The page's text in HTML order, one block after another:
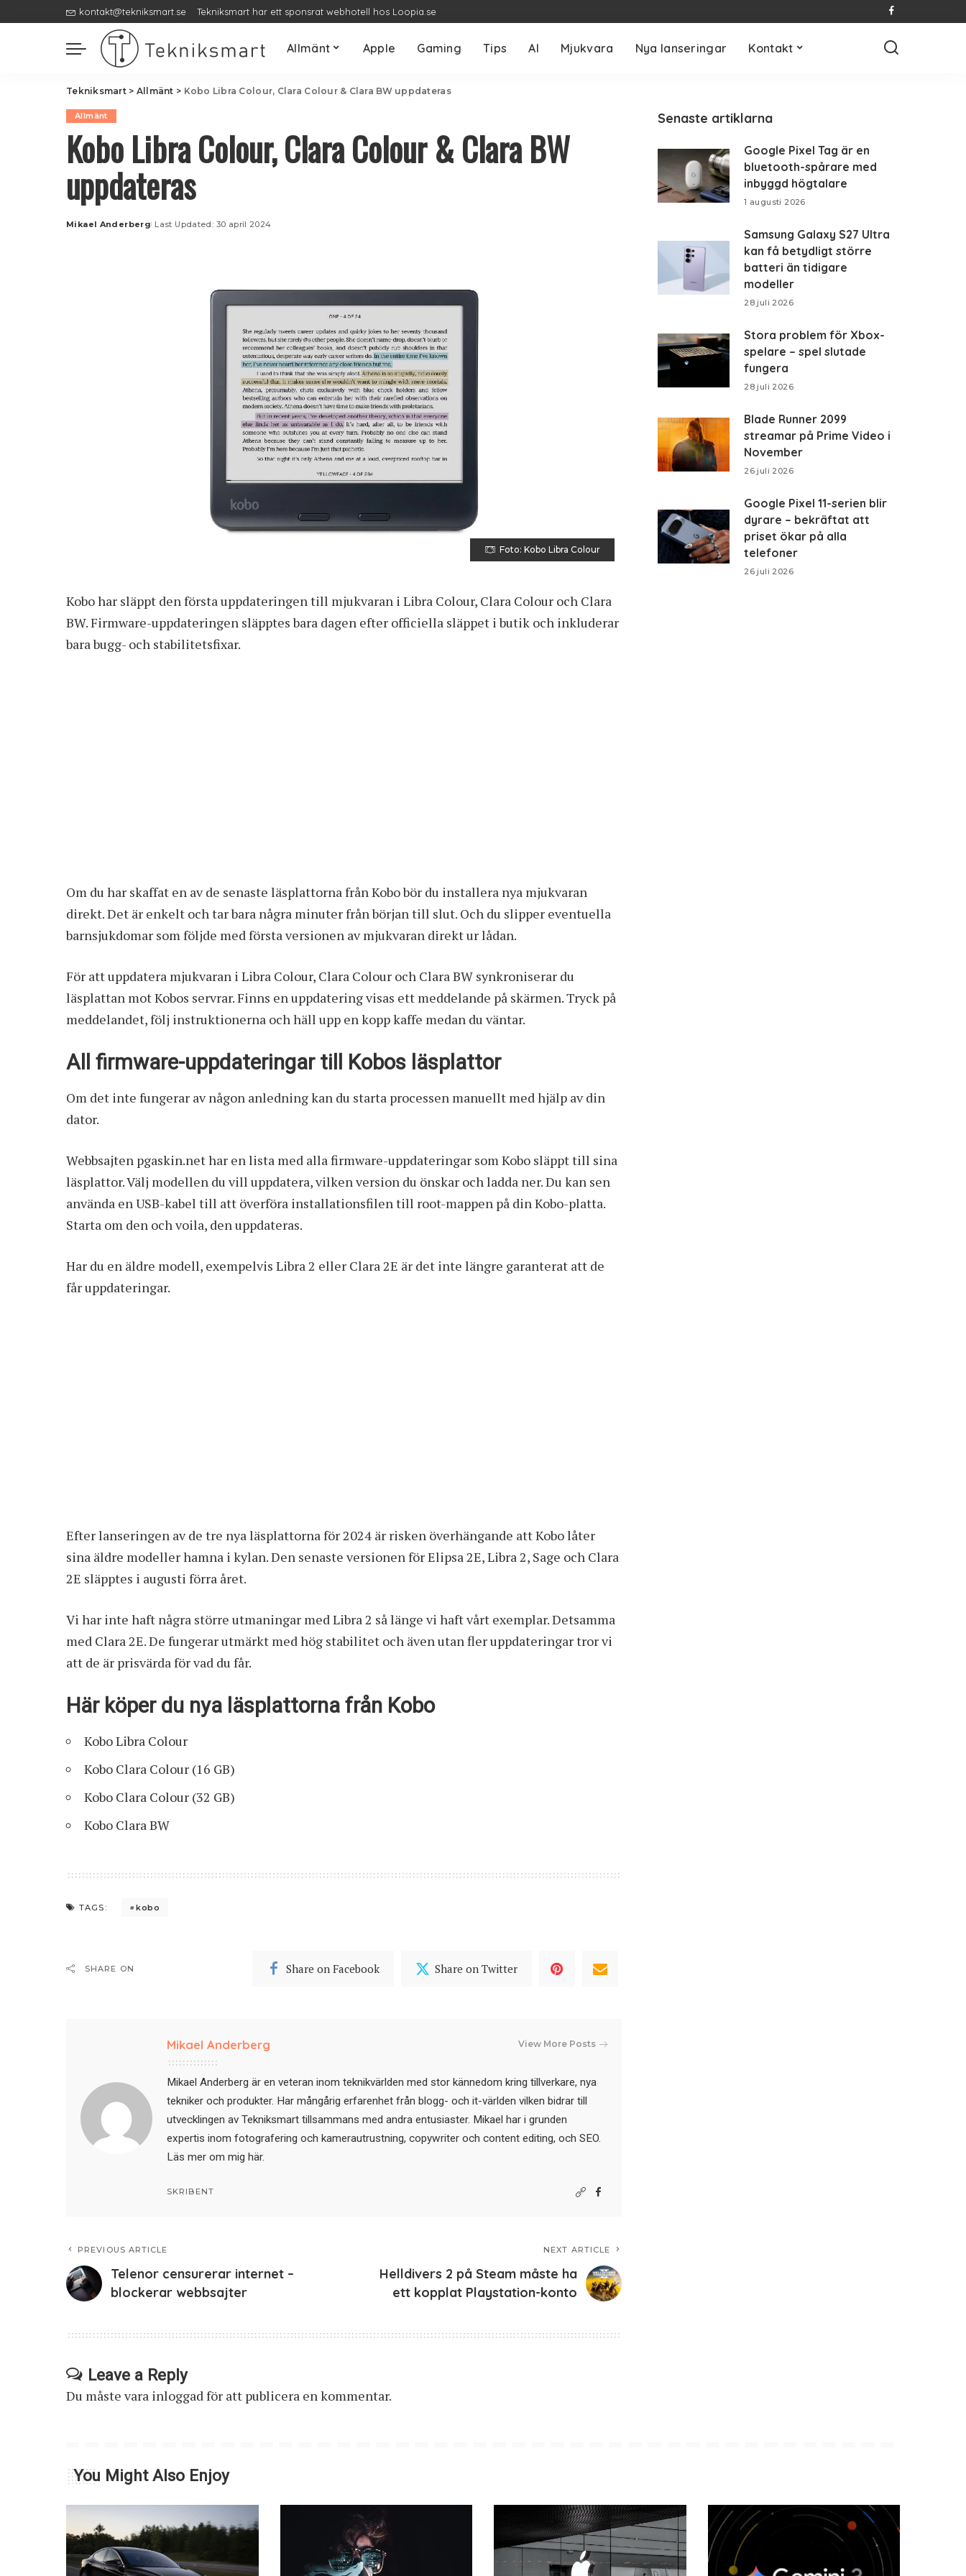
kontakt@tekniksmart.se Tekniksmart har ett sponsrat webhotell hos Loopia.se
Allmänt Apple Gaming Tips AI Mjukvara Nya lanseringar Kontakt
Tekniksmart> Allmänt > Kobo Libra Colour, Clara Colour & Clara BW uppdateras
Allmänt
Kobo Libra Colour, Clara Colour & Clara BW
uppdateras
Posted
Mikael Anderberg Last Updated: 30 april 2024
Foto: Kobo Libra Colour
Kobo har släppt den första uppdateringen till mjukvaran i Libra Colour, Clara Colour och Clara
BW. Firmware-uppdateringen släpptes bara dagen efter officiella släppet i butik och inkluderar
bara bugg- och stabilitetsfixar.
Om du har skaffat en av de senaste läsplattorna från Kobo bör du installera nya mjukvaran
direkt. Det är enkelt och tar bara några minuter från början till slut. Och du slipper eventuella
barnsjukdomar som följde med första versionen av mjukvaran direkt ur lådan.
För att uppdatera mjukvaran i Libra Colour, Clara Colour och Clara BW synkroniserar du
läsplattan mot Kobos servrar. Finns en uppdatering visas ett meddelande på skärmen. Tryck på
meddelandet, följ instruktionerna och häll upp en kopp kaffe medan du väntar.
All firmware-uppdateringar till Kobos läsplattor
Om det inte fungerar av någon anledning kan du starta processen manuellt med hjälp av din
dator.
Webbsajten pgaskin.net har en lista med alla firmware-uppdateringar som Kobo släppttill sina
läsplattor. Välj modellen du vill uppdatera, vilken version du önskar och ladda ner. Du kan sen
använda en USB-kabel till att överföra installationsfilen till root-mappen på din Kobo-platta.
Starta om den och voila, den uppdateras.
Har du en äldre modell, exempelvis Libra 2 eller Clara 2E är det inte längre garanterat att de
får uppdateringar.
Efter lanseringen av de tre nya läsplattorna för 2024 är risken överhängande att Kobo låter
sina äldre modeller hamna i kylan. Den senaste versionen för Elipsa 2E, Libra 2, Sage och Clara
2E släpptes i augusti förra året.
Vi har inte haft några större utmaningar med Libra 2 så länge vi haft vårt exemplar. Detsamma
med Clara 2E. De fungerar utmärkt med hög stabilitet och även utan fler uppdateringar tror vi
att de är prisvärda för vad du får.
Här köper du nya läsplattorna från Kobo
Kobo Libra Colour
Kobo Clara Colour (16 GB)
Kobo Clara Colour (32 GB)
Kobo Clara BW
TAGS: kobo
SHARE ON Share on Facebook Share on Twitter
Mikael Anderberg View More Posts
Mikael Anderberg är en veteran inom teknikvärlden med stor kännedom kring tillverkare, nya
tekniker och produkter. Har mångårig erfarenhet från blogg- och it-världen vilken bidrar till
utvecklingen av Tekniksmart tillsammans med andra entusiaster. Mikael har i grunden
expertis inom fotografering och kamerautrustning, copywriter och content editing, och SEO.
Läs mer om mig här.
SKRIBENT
PREVIOUS ARTICLE
Telenor censurerar internet –
blockerar webbsajter
NEXT ARTICLE
Helldivers 2 på Steam måste ha
ett kopplat Playstation-konto
Leave a Reply
Du måste vara inloggadför att publicera en kommentar.
Senaste artiklarna
Google Pixel Tag är en
bluetooth-spårare med
inbyggd högtalare
1 augusti 2026
Samsung Galaxy S27 Ultra
kan få betydligt större
batteri än tidigare
modeller
28 juli 2026
Stora problem för Xbox-
spelare – spel slutade
fungera
28 juli 2026
Blade Runner 2099
streamar på Prime Video i
November
26 juli 2026
Google Pixel 11-serien blir
dyrare – bekräftat att
priset ökar på alla
telefoner
26 juli 2026
You Might Also Enjoy